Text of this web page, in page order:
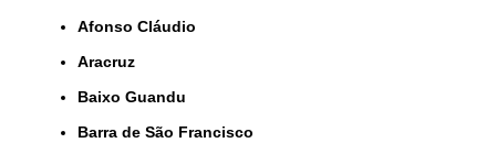
Afonso Cláudio
Aracruz
Baixo Guandu
Barra de São Francisco